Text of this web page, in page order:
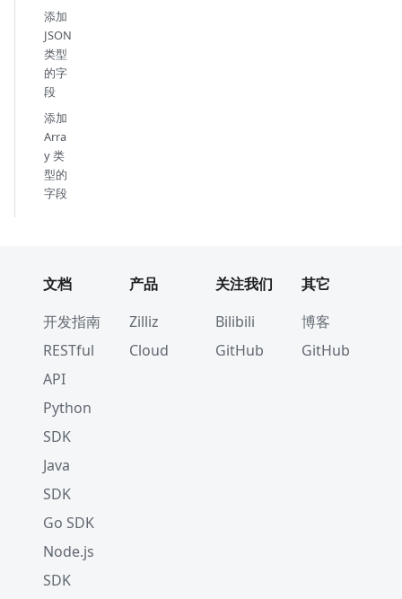
添加
JSON
类型
的字
段
添加
Arra
y 类
型的
字段
文档
开发指南
RESTful
API
Python
SDK
Java
SDK
Go SDK
Node.js
SDK
产品
Zilliz
Cloud
关注我们
Bilibili
GitHub
其它
博客
GitHub